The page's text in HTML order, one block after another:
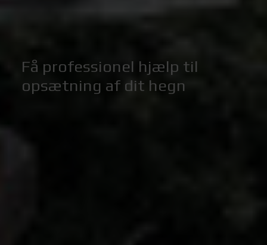
Få professionel hjælp til
opsætning af dit hegn